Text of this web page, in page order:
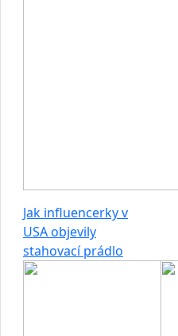
Jak influencerky v
USA objevily
stahovací prádlo